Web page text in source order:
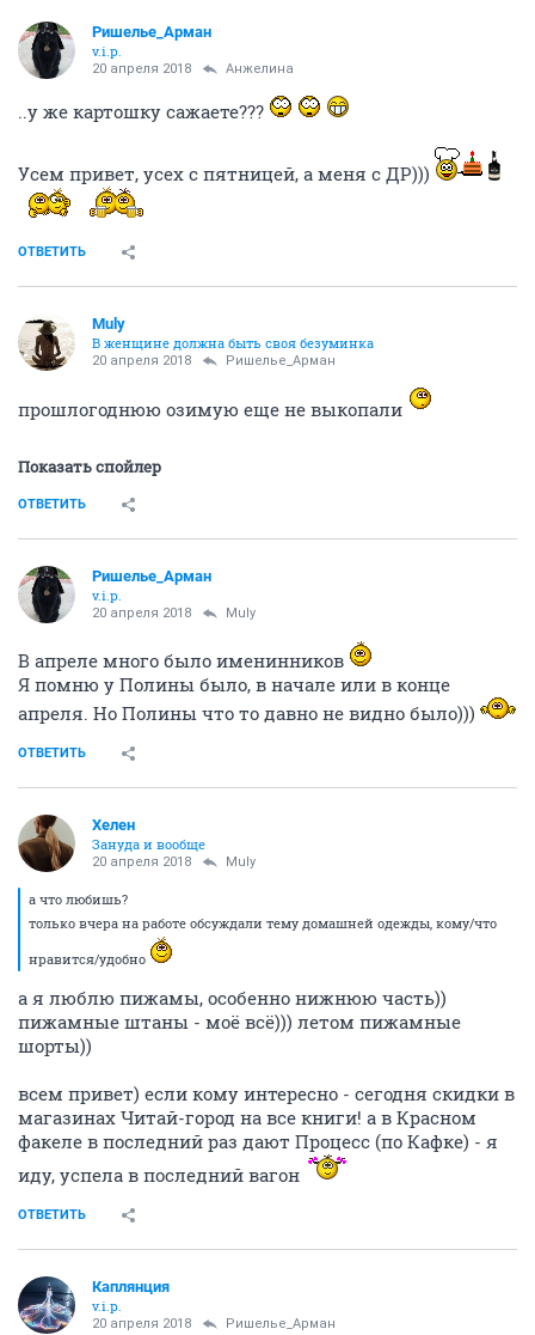
Ришелье_Арман
v.i.p.
20 апреля 2018 Aнжелина
..у же картошку сажаете???
Усем привет, усех с пятницей, а меня с ДР)))
ОТВЕТИТЬ
Muly
В женщине должна быть своя безyминка
20 апреля 2018 Ришелье_Арман
прошлогоднюю озимую еще не выкопали
Показать спойлер
ОТВЕТИТЬ
Ришелье_Арман
v.i.p.
20 апреля 2018 Muly
В апреле много было именинников
Я помню у Полины было, в начале или в конце
апреля. Но Полины что то давно не видно было)))
ОТВЕТИТЬ
Хелен
Зануда и вообще
20 апреля 2018 Muly
а что любишь?
только вчера на работе обсуждали тему домашней одежды, кому/что
нравится/удобно
а я люблю пижамы, особенно нижнюю часть))
пижамные штаны - моё всё))) летом пижамные
шорты))
всем привет) если кому интересно - сегодня скидки в
магазинах Читай-город на все книги! а в Красном
факеле в последний раз дают Процесс (по Кафке) - я
иду, успела в последний вагон
ОТВЕТИТЬ
Каплянция
v.i.p.
20 апреля 2018 Ришелье_Арман